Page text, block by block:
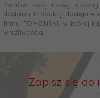
Zamów swój nowy
dostawą! Produkty dostępne
firmy TOMONSKI, w której
wrażliwością.
Zapisz się do